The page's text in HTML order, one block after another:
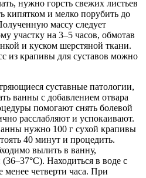
нужно горсть свежих листьев
и мелко порубить до
массу следует
участку на 3–5 часов, обмотав
и куском шерстяной ткани.
из крапивы для суставов можно
суставные патологии,
ванны с добавлением отвара
помогают снять болевой
расслабляют и успокаивают.
нужно 100 г сухой крапивы
40 минут и процедить.
вылить в ванну,
Находиться в воде с
менее четверти часа. При